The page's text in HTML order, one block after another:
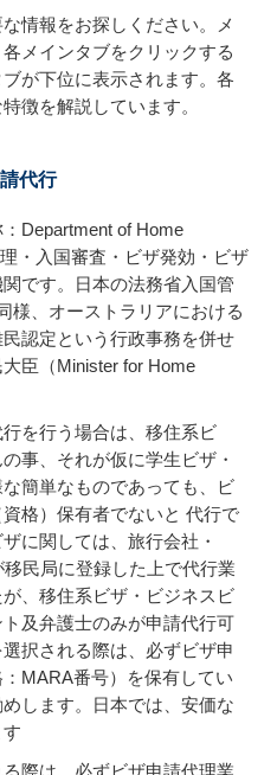
情報をお探しください。メ
メインタブをクリックする
が下位に表示されます。各
徴を解説しています。
代行
Department of Home
・入国審査・ビザ発効・ビザ
です。日本の法務省入国管
様、オーストラリアにおける
認定という行政事務を併せ
臣（Minister for Home
を行う場合は、移住系ビ
事、それが仮に学生ビザ・
簡単なものであっても、ビ
格）保有者でないと 代行で
に関しては、旅行会社・
民局に登録した上で代行業
、移住系ビザ・ビジネスビ
及弁護士のみが申請代行可
択される際は、必ずビザ申
MARA番号）を保有してい
します。日本では、安価な